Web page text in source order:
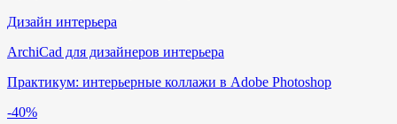
Дизайн интерьера
ArchiCad для дизайнеров интерьера
Практикум: интерьерные коллажи в Adobe Photoshop
-40%